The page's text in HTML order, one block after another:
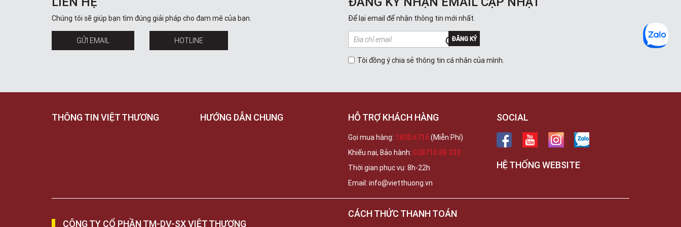
Chúng tôi sẽ giúp bạn tìm đúng giải pháp cho đam mê của bạn.
GỬI EMAIL HOTLINE
Để lại email để nhận thông tin mới nhất.
ĐĂNG KÝ
Tôi đồng ý chia sẻ thông tin cá nhân của mình.
THÔNG TIN VIỆT THƯƠNG HƯỚNG DẪN CHUNG HỖ TRỢ KHÁCH HÀNG
Gọi mua hàng: 1800 6715 (Miễn Phí)
Khiếu nại, Bảo hành: 028710 88 333
Thời gian phục vụ: 8h-22h
Email: info@vietthuong.vn
SOCIAL
HỆ THỐNG WEBSITE
CÔNG TY CỔ PHẦN TM-DV-SX VIỆT THƯƠNG
CÁCH THỨC THANH TOÁN